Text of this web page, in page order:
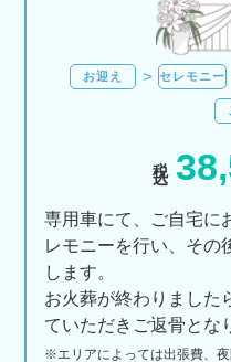
お迎え セレモニー
専用車にて、ご自宅に
レモニーを行い、その
します。
お火葬が終わりました
ていただきご返骨とな
※エリアによっては出張費、